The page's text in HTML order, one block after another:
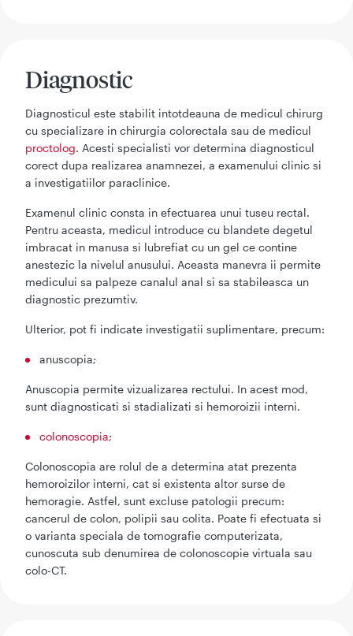
Diagnostic
Diagnosticul este stabilit intotdeauna de medicul chirurg
cu specializare in chirurgia colorectala sau de medicul
proctolog. Acesti specialisti vor determina diagnosticul
corect dupa realizarea anamnezei, a examenului clinic si
a investigatiilor paraclinice.
Examenul clinic consta in efectuarea unui tuseu rectal.
Pentru aceasta, medicul introduce cu blandete degetul
imbracat in manusa si lubrefiat cu un gel ce contine
anestezic la nivelul anusului. Aceasta manevra ii permite
medicului sa palpeze canalul anal si sa stabileasca un
diagnostic prezumtiv.
Ulterior, pot fi indicate investigatii suplimentare, precum:
anuscopia;
Anuscopia permite vizualizarea rectului. In acest mod,
sunt diagnosticati si stadializati si hemoroizii interni.
colonoscopia;
Colonoscopia are rolul de a determina atat prezenta
hemoroizilor interni, cat si existenta altor surse de
hemoragie. Astfel, sunt excluse patologii precum:
cancerul de colon, polipii sau colita. Poate fi efectuata si
o varianta speciala de tomografie computerizata,
cunoscuta sub denumirea de colonoscopie virtuala sau
colo-CT.